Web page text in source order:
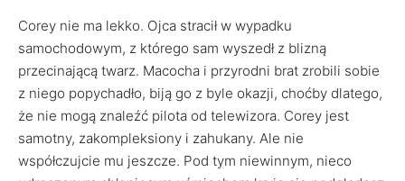
Corey nie ma lekko. Ojca stracił w wypadku
samochodowym, z którego sam wyszedł z blizną
przecinającą twarz. Macocha i przyrodni brat zrobili sobie
z niego popychadło, biją go z byle okazji, choćby dlatego,
że nie mogą znaleźć pilota od telewizora. Corey jest
samotny, zakompleksiony i zahukany. Ale nie
współczujcie mu jeszcze. Pod tym niewinnym, nieco